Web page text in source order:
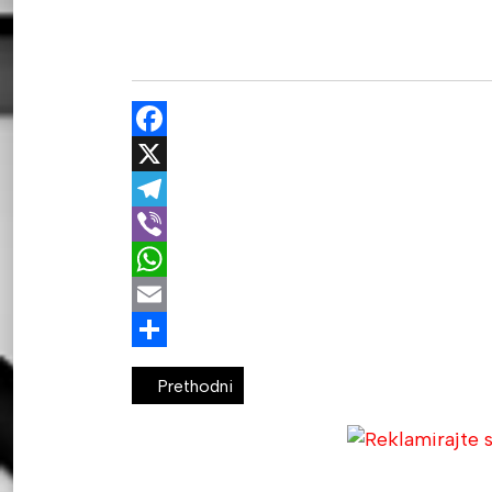
Facebook
X
Telegram
Viber
WhatsApp
Email
Share
Prethodni